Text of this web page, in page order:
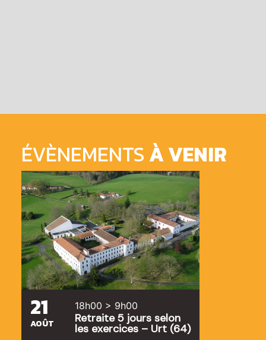
ÉVÈNEMENTS À VENIR
21
AOÛT
18h00 > 9h00
Retraite 5 jours selon
les exercices – Urt (64)